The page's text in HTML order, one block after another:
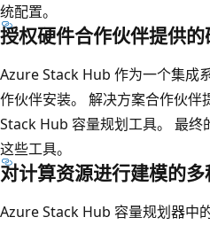
统配置。
授权硬件合作伙伴提供
Azure Stack Hub 作为一个集成
作伙伴安装。 解决方案合作伙
Stack Hub 容量规划工具。 最终
这些工具。
对计算资源进行建模的
Azure Stack Hub 容量规划器中